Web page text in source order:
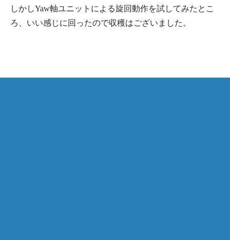
しかしYaw軸ユニットによる旋回動作を試してみたとこ
ろ、いい感じに回ったので収穫はございました。